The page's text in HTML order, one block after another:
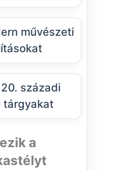
művészeti
századi
tárgyakat
a